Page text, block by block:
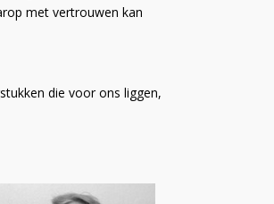
met vertrouwen kan
die voor ons liggen,